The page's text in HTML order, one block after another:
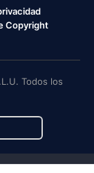
Copyright
Todos los